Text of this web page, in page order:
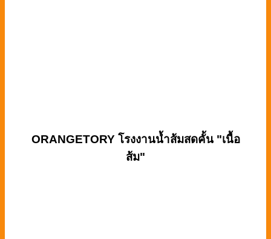
ORANGETORY โรงงานน้ำส้มสดคั้น "เนื้อ
ส้ม"